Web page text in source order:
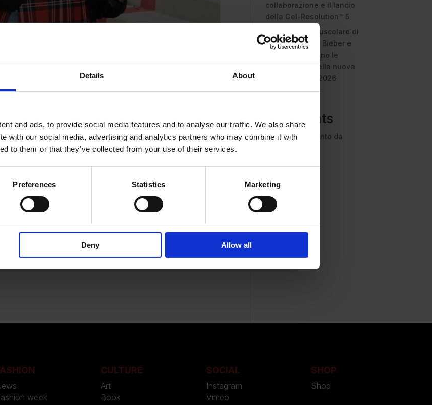
Details About
and ads, to provide social media features and to analyse our traffic. We also share
with our social media, advertising and analytics partners who may combine it with
to them or that they’ve collected from your use of their services.
Preferences Statistics Marketing
Deny Allow all
politica della black culture
puntuale anche quest’anno nel “primo lunedì di maggio”.
lo stile dandy sviluppatosi nella comunità afro-
collaborazione e il lancio
della Gel-Resolution™ 5
L’universo crepuscolare di
Miu Miu: Hailey Bieber e
Xiao Wen Ju sono le
protagoniste della nuova
campagna FW 2026
Comments
Nessun commento da
week
CULTURE
Art
Book
SOCIAL
Instagram
Vimeo
SHOP
Shop